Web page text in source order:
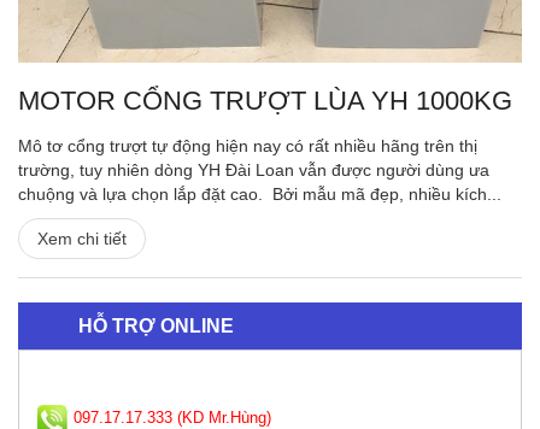
HỖ TRỢ ONLINE
097.17.17.333 (KD Mr.Hùng)
MOTOR CỔNG TRƯỢT LÙA YH 1000KG
Mô tơ cổng trượt tự động hiện nay có rất nhiều hãng trên thị
trường, tuy nhiên dòng YH Đài Loan vẫn được người dùng ưa
chuộng và lựa chọn lắp đặt cao. Bởi mẫu mã đẹp, nhiều kích...
Xem chi tiết